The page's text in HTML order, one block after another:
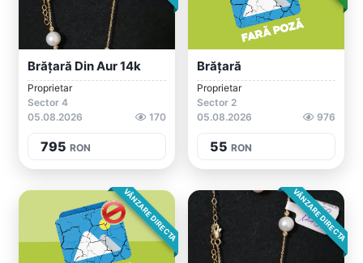
Brățară Din Aur 14k
Proprietar
Sector 4
05.08.2026
170
795 RON
Brățară
Proprietar
Sector 2
05.08.2026
976
55 RON
VÂNZARE DIRECTA VÂNZARE DIRECTA